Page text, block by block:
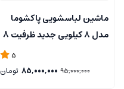
ماشین لباسشویی پاکشوما
مدل ۸ کیلویی جدید ظرفیت 8
5
95,000,000
85,000,000 تومان